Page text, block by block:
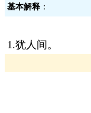
基本解释 ：
1.犹人间。